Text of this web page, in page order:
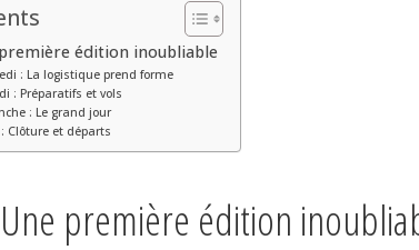
édition inoubliable
: La logistique prend forme
: Préparatifs et vols
: Le grand jour
Clôture et départs
première édition